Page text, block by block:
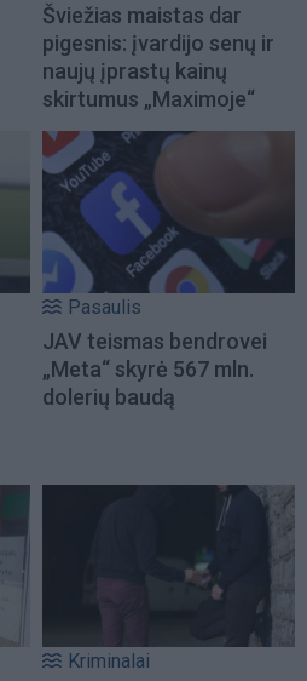
Šviežias maistas dar
pigesnis: įvardijo senų ir
naujų įprastų kainų
skirtumus „Maximoje“
Pasaulis
JAV teismas bendrovei
„Meta“ skyrė 567 mln.
dolerių baudą
Kriminalai